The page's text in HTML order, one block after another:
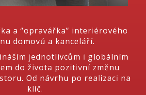
a “opravářka” interiérového
domovů a kanceláří.
jednotlivcům i globálním
do života pozitivní změnu
Od návrhu po realizaci na
klíč.